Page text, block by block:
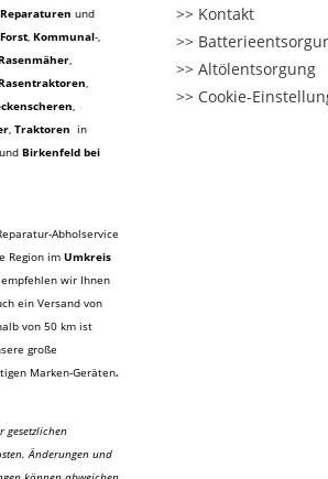
Reparaturen und
Forst, Kommunal-,
,
,
,
, Traktoren in
und Birkenfeld bei
Abholservice
Region im Umkreis
wir Ihnen
ein Versand von
von 50 km ist
große
Marken-Geräten.
gesetzlichen
Änderungen und
Kontakt
Altölentsorgung
Cookie-